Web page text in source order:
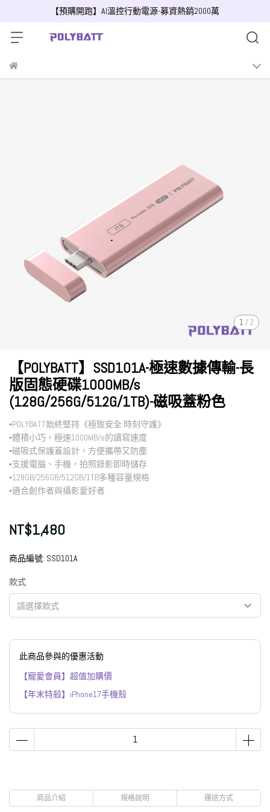
【預購開跑】AI溫控行動電源-募資熱銷2000萬
1 /2
【POLYBATT】SSD101A-極速數據傳輸-長
版固態硬碟1000MB/s
(128G/256G/512G/1TB)-磁吸蓋粉色
▪︎POLYBATT始終堅持《極致安全 時刻守護》
▪︎體積小巧，極速1000MB/s的讀寫速度
▪︎磁吸式保護蓋設計，方便攜帶又防塵
▪︎支援電腦、手機，拍照錄影即時儲存
▪︎128GB/256GB/512GB/1TB多種容量規格
▪︎適合創作者與攝影愛好者
NT$1,480
商品編號: SSD101A
款式
請選擇款式
此商品參與的優惠活動
【寵愛會員】超值加購價
【年末特殺】iPhone17手機殼
商品介紹 規格說明 運送方式